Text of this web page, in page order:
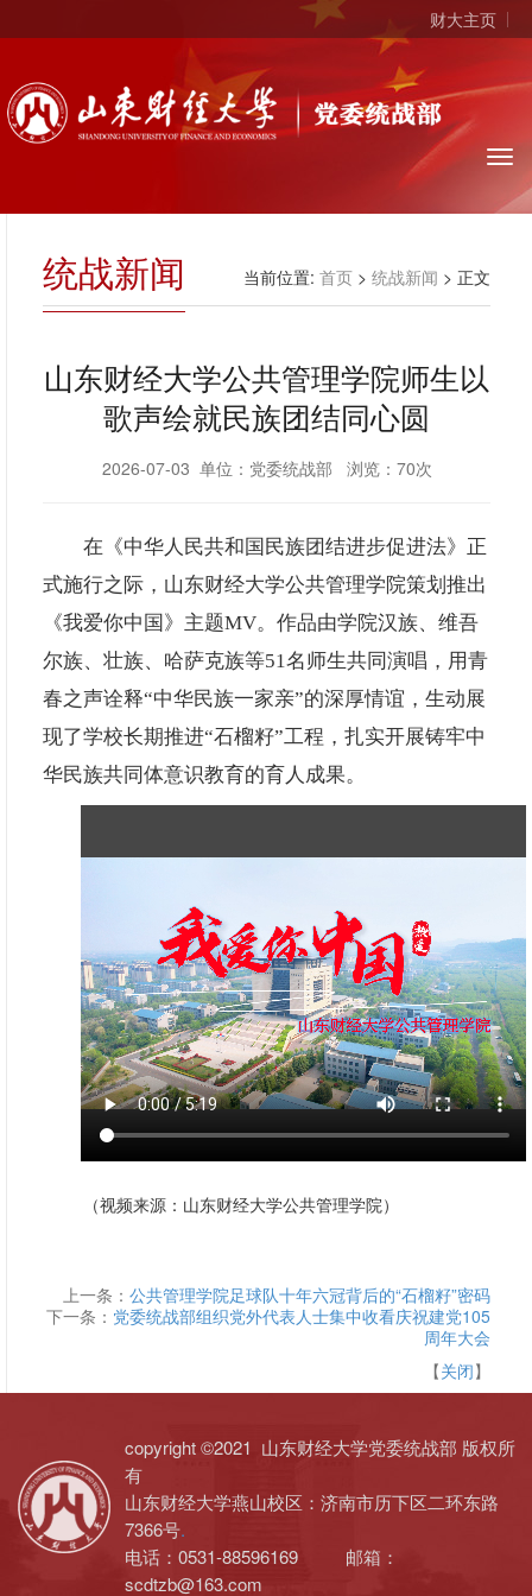
财大主页
统战新闻 当前位置: 首页 > 统战新闻 > 正文
山东财经大学公共管理学院师生以
歌声绘就民族团结同心圆
2026-07-03 单位：党委统战部 浏览： 70次
在《中华人民共和国民族团结进步促进法》正
式施行之际，山东财经大学公共管理学院策划推出
《我爱你中国 》主题MV。作品由学院汉族、维吾
尔族、壮族、哈萨克族等51名师生共同演唱，用青
春之声诠释“中华民族一家亲”的深厚情谊，生动展
现了学校长期推进“石榴籽”工程，扎实开展铸牢中
华民族共同体意识教育的育人成果。
（视频来源：山东财经大学公共管理学院）
上一条： 公共管理学院足球队十年六冠背后的“石榴籽”密码
下一条： 党委统战部组织党外代表人士集中收看庆祝建党105
周年大会
【关闭】
copyright ©2021 山东财经大学党委统战部 版权所
有
山东财经大学燕山校区：济南市历下区二环东路
7366号.
电话：0531-88596169 邮箱：
scdtzb@163.com